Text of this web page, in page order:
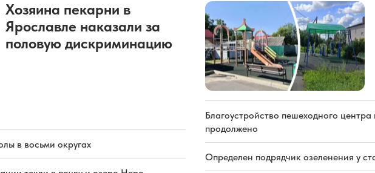
Хозяина пекарни в
Ярославле наказали за
половую дискриминацию
в восьми округах
Благоустройство пешеходного
продолжено
Определен подрядчик озеленения у